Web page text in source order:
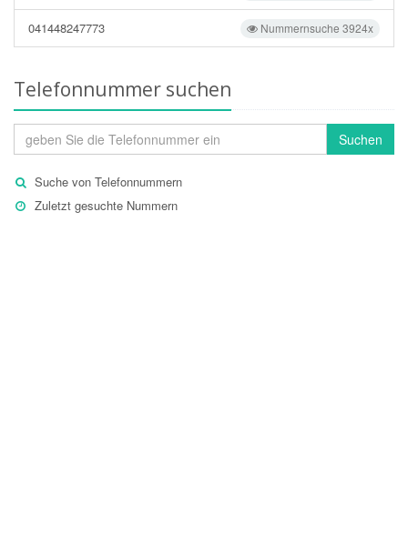
Nummernsuche 3924x
041448247773
Telefonnummer suchen
Suchen
Suche von Telefonnummern
Zuletzt gesuchte Nummern